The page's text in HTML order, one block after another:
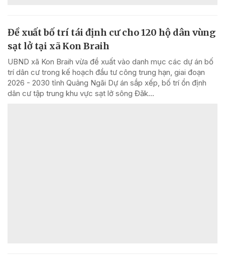
Đề xuất bố trí tái định cư cho 120 hộ dân vùng
sạt lở tại xã Kon Braih
UBND xã Kon Braih vừa đề xuất vào danh mục các dự án bố
trí dân cư trong kế hoạch đầu tư công trung hạn, giai đoạn
2026 - 2030 tỉnh Quảng Ngãi Dự án sắp xếp, bố trí ổn định
dân cư tập trung khu vực sạt lở sông Đăk...